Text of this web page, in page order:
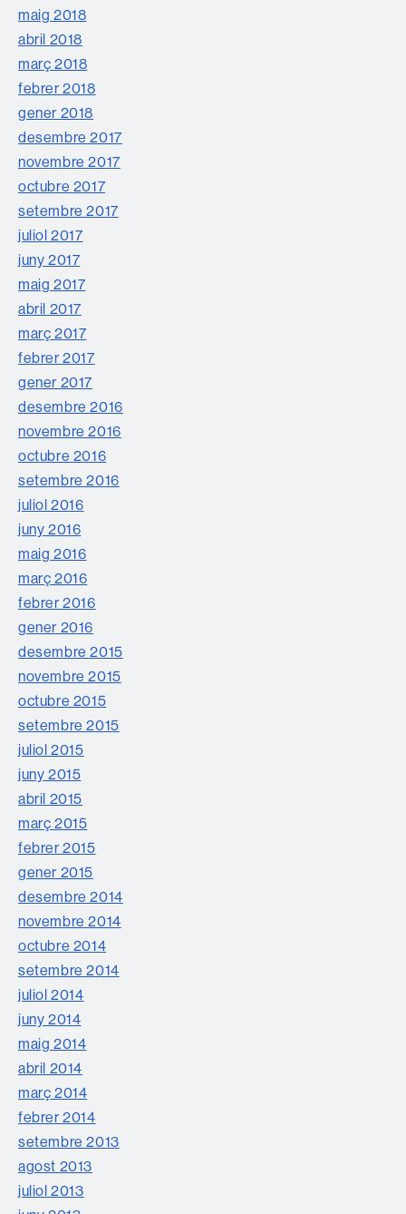
maig 2018
abril 2018
març 2018
febrer 2018
gener 2018
desembre 2017
novembre 2017
octubre 2017
setembre 2017
juliol 2017
juny 2017
maig 2017
abril 2017
març 2017
febrer 2017
gener 2017
desembre 2016
novembre 2016
octubre 2016
setembre 2016
juliol 2016
juny 2016
maig 2016
març 2016
febrer 2016
gener 2016
desembre 2015
novembre 2015
octubre 2015
setembre 2015
juliol 2015
juny 2015
abril 2015
març 2015
febrer 2015
gener 2015
desembre 2014
novembre 2014
octubre 2014
setembre 2014
juliol 2014
juny 2014
maig 2014
abril 2014
març 2014
febrer 2014
setembre 2013
agost 2013
juliol 2013